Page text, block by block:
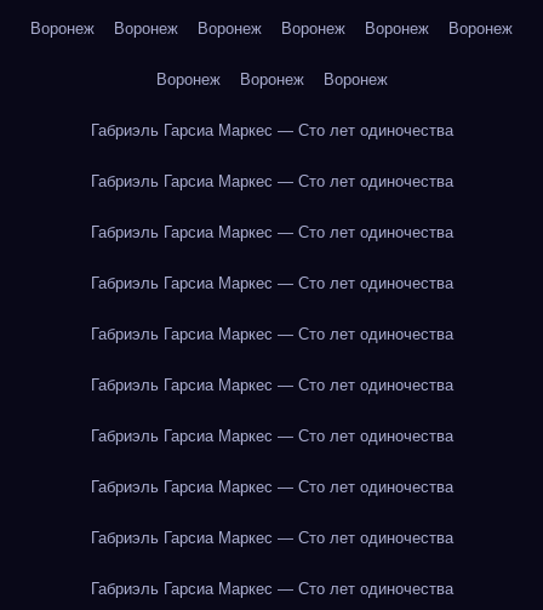
Воронеж Воронеж Воронеж Воронеж Воронеж Воронеж
Воронеж Воронеж Воронеж
Габриэль Гарсиа Маркес — Сто лет одиночества
Габриэль Гарсиа Маркес — Сто лет одиночества
Габриэль Гарсиа Маркес — Сто лет одиночества
Габриэль Гарсиа Маркес — Сто лет одиночества
Габриэль Гарсиа Маркес — Сто лет одиночества
Габриэль Гарсиа Маркес — Сто лет одиночества
Габриэль Гарсиа Маркес — Сто лет одиночества
Габриэль Гарсиа Маркес — Сто лет одиночества
Габриэль Гарсиа Маркес — Сто лет одиночества
Габриэль Гарсиа Маркес — Сто лет одиночества